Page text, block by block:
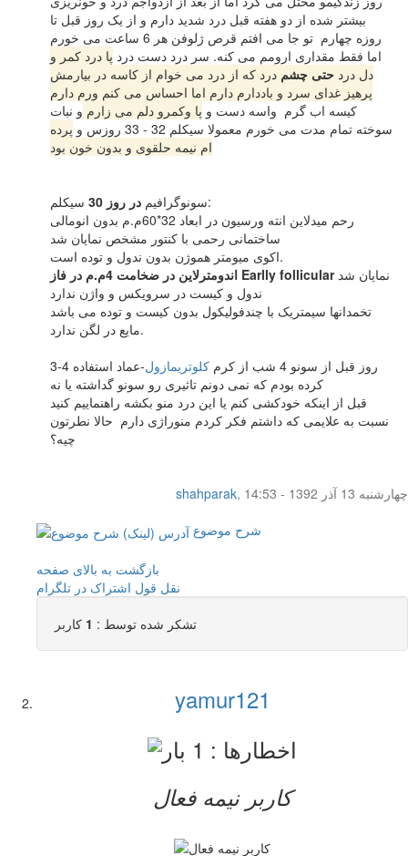
بیشتر شده از دو هفته قبل درد شدید دارم و از یک روز قبل تا
روزه چهارم تو جا می افتم قرص ژلوفن هر 6 ساعت می خورم
اما فقط مقداری ارومم می کنه. سر درد دست درد پا درد کمر و
دل درد حتی چشم درد که از درد می خوام از کاسه در بیارمش
پرهیز غدای سرد و باددارم دارم اما احساس می کنم ورم دارم
کیسه اب گرم واسه دست و پا وکمرو دلم می زارم و نبات
سوخته تمام مدت می خورم معمولا سیکلم 32 - 33 روزس و
پرده
ام نیمه حلقوی و بدون خون بود
سونوگرافیم در روز 30
سیکلم:
رحم میدلاین انته ورسیون در ابعاد 32*60م.م بدون انومالی
ساختمانی رحمی با کنتور مشخص نمایان شد
اکوی میومتر هموژن بدون ندول و توده است.
اندومترلاین در ضخامت 4م.م در فاز Earlly follicular نمایان شد
ندول و کیست در سرویکس و واژن ندارد
تخمدانها سیمتریک با چندفولیکول بدون کیست و توده می باشد
مایع در لگن ندارد.
3-4 روز قبل از سونو 4 شب از کرم
کلوتریمازول-عماد استفاده
کرده بودم که نمی دونم تاثیری رو سونو گداشته یا نه
قبل از اینکه خودکشی کنم یا این درد منو بکشه راهنماییم کنید
نسبت به علایمی که داشتم فکر کردم منوراژی دارم حالا نطرتون
چیه؟
shahparak,
چهار‌شنبه 13 آذر 1392 - 14:53
شرح موضوع
بازگشت به بالای صفحه
نقل قول اشتراک در تلگرام
تشکر شده توسط : 1 کاربر
yamur121
کاربر نيمه فعال